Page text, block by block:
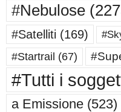
#Nebulose
#Satelliti (169)
#Startrail (67)
#Tutti i
a Emissione (523)